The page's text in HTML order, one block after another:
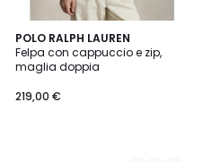
POLO RALPH LAUREN
Felpa con cappuccio e zip,
maglia doppia
219,00 €
6
Colori